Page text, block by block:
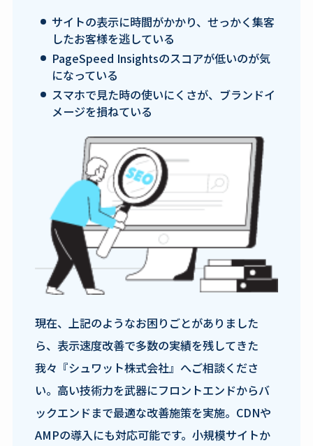
サイトの表示に時間がかかり、せっかく集客
したお客様を逃している
PageSpeed Insightsのスコアが低いのが気
になっている
スマホで見た時の使いにくさが、ブランドイ
メージを損ねている
現在、上記のようなお困りごとがありました
ら、表示速度改善で多数の実績を残してきた
我々『シュワット株式会社』へご相談くださ
い。高い技術力を武器にフロントエンドからバ
ックエンドまで最適な改善施策を実施。CDNや
AMPの導入にも対応可能です。小規模サイトか